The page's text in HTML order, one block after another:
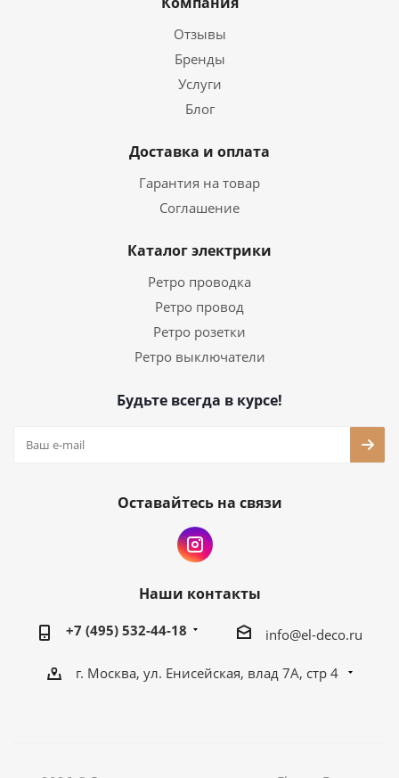
Отзывы
Бренды
Услуги
Блог
Доставка и оплата
Гарантия на товар
Соглашение
Каталог электрики
Ретро проводка
Ретро провод
Ретро розетки
Ретро выключатели
Будьте всегда в курсе!
Оставайтесь на связи
Наши контакты
+7 (495) 532-44-18 info@el-deco.ru
г. Москва, ул. Енисейская, влад 7А, стр 4